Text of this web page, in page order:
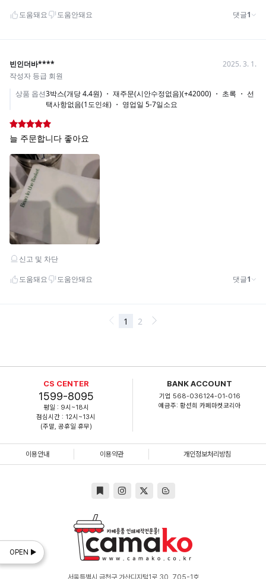
OPEN ▶
CS CENTER
1599-8095
평일 : 9시~18시
점심시간 : 12시~13시
(주말, 공휴일 휴무)
BANK ACCOUNT
기업 568-036124-01-016
예금주: 황선희 카페마켓코리아
이용안내 이용약관 개인정보처리방침
서울특별시 금천구 가산디지털1로 30, 705-1호